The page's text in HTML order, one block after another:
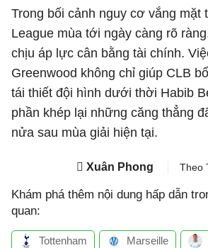
Trong bối cảnh nguy cơ vắng mặt
League mùa tới ngày càng rõ
chịu áp lực cân bằng tài chính.
Greenwood không chỉ giúp CLB
tái thiết đội hình dưới thời Habib
phần khép lại những căng thẳng
nửa sau mùa giải hiện tại.
Xuân Phong Theo
Khám phá thêm nội dung hấp dẫn
quan:
Tottenham Marseille